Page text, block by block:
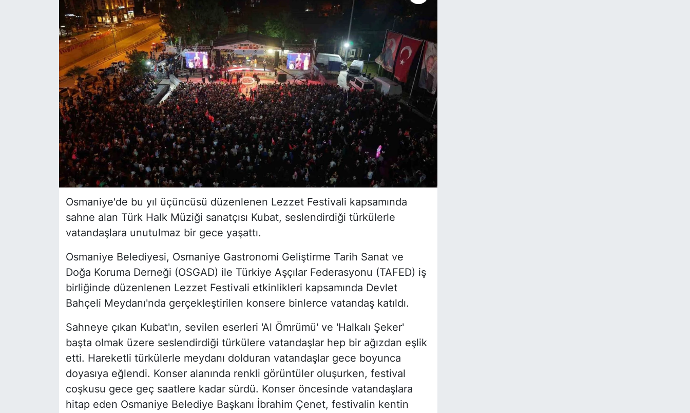
Osmaniye'de bu yıl üçüncüsü düzenlenen Lezzet Festivali kapsamında
sahne alan Türk Halk Müziği sanatçısı Kubat, seslendirdiği türkülerle
vatandaşlara unutulmaz bir gece yaşattı.
Osmaniye Belediyesi, Osmaniye Gastronomi Geliştirme Tarih Sanat ve
Doğa Koruma Derneği (OSGAD) ile Türkiye Aşçılar Federasyonu (TAFED) iş
birliğinde düzenlenen Lezzet Festivali etkinlikleri kapsamında Devlet
Bahçeli Meydanı'nda gerçekleştirilen konsere binlerce vatandaş katıldı.
Sahneye çıkan Kubat'ın, sevilen eserleri 'Al Ömrümü' ve 'Halkalı Şeker'
başta olmak üzere seslendirdiği türkülere vatandaşlar hep bir ağızdan eşlik
etti. Hareketli türkülerle meydanı dolduran vatandaşlar gece boyunca
doyasıya eğlendi. Konser alanında renkli görüntüler oluşurken, festival
coşkusu gece geç saatlere kadar sürdü. Konser öncesinde vatandaşlara
hitap eden Osmaniye Belediye Başkanı İbrahim Çenet, festivalin kentin
YEREL HABER
Haberde insan
Tanıtım